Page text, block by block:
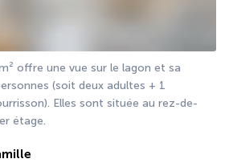
offre une vue sur le lagon et sa
(soit deux adultes + 1
Elles sont située au rez-de-
étage.